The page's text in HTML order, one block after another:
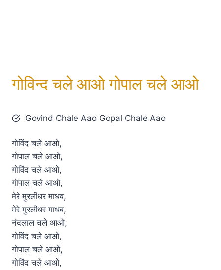
गोविन्द चले आओ गोपाल चले आओ
Govind Chale Aao Gopal Chale Aao
गोविंद चले आओ,
गोपाल चले आओ,
गोविंद चले आओ,
गोपाल चले आओ,
मेरे मुरलीधर माधव,
मेरे मुरलीधर माधव,
नंदलाल चले आओ,
गोविंद चले आओ,
गोपाल चले आओ,
गोविंद चले आओ,